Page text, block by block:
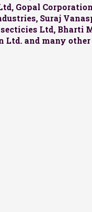
Gopal
Suraj
Ltd, Bharti
Ltd. and many